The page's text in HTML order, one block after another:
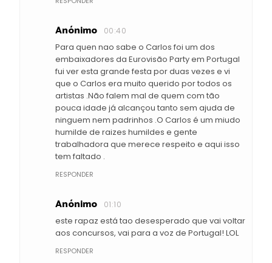
Anónimo 00:40
Para quen nao sabe o Carlos foi um dos
embaixadores da Eurovisão Party em Portugal
fui ver esta grande festa por duas vezes e vi
que o Carlos era muito querido por todos os
artistas .Não falem mal de quem com tão
pouca idade já alcançou tanto sem ajuda de
ninguem nem padrinhos .O Carlos é um miudo
humilde de raizes humildes e gente
trabalhadora que merece respeito e aqui isso
tem faltado .
RESPONDER
Anónimo 01:10
este rapaz está tao desesperado que vai voltar
aos concursos, vai para a voz de Portugal! LOL
RESPONDER